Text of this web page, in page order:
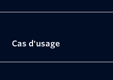
Cas d'usage